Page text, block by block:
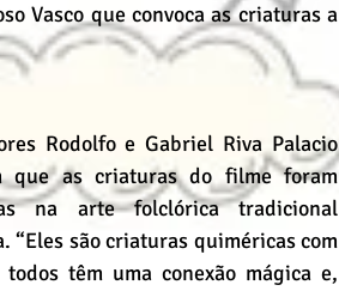
Vasco que convoca as criaturas a
Rodolfo e Gabriel Riva Palacio
que as criaturas do filme foram
na arte folclórica tradicional
“Eles são criaturas quiméricas com
têm uma conexão mágica e,